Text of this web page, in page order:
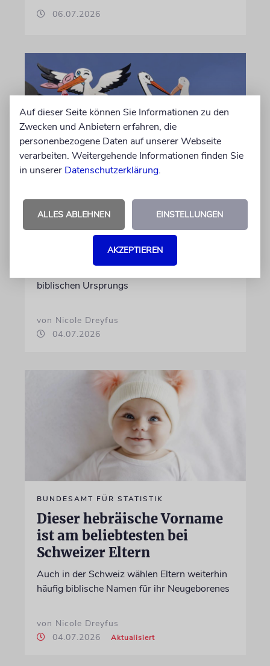
06.07.2026
Diese hebräischen
Vornamen in Österreich sind
am beliebtesten
Österreichische Eltern wählen gern Klassiker.
biblischen Ursprungs
von Nicole Dreyfus
04.07.2026
BUNDESAMT FÜR STATISTIK
Dieser hebräische Vorname
ist am beliebtesten bei
Schweizer Eltern
Auch in der Schweiz wählen Eltern weiterhin
häufig biblische Namen für ihr Neugeborenes
von Nicole Dreyfus
04.07.2026
Aktualisiert
Auf dieser Seite können Sie Informationen zu den
Zwecken und Anbietern erfahren, die
personenbezogene Daten auf unserer Webseite
verarbeiten. Weitergehende Informationen finden Sie
in unserer Datenschutzerklärung.
ALLES ABLEHNEN EINSTELLUNGEN
AKZEPTIEREN